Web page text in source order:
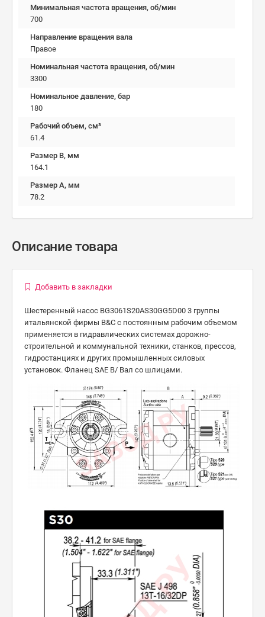
Минимальная частота вращения, об/мин
700
Направление вращения вала
Правое
Номинальная частота вращения, об/мин
3300
Номинальное давление, бар
180
Рабочий объем, см³
61.4
Размер B, мм
164.1
Размер А, мм
78.2
Описание товара
Добавить в закладки
Шестеренный насос BG3061S20AS30GG5D00 3 группы
итальянской фирмы B&C с постоянным рабочим объемом
применяется в гидравлических системах дорожно-
строительной и коммунальной техники, станков, прессов,
гидростанциях и других промышленных силовых
установок. Фланец SAE B/ Вал со шлицами.